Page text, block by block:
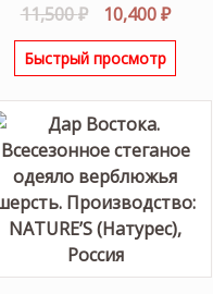
11,500₽
цена
составляла
10,400₽
Быстрый просмотр